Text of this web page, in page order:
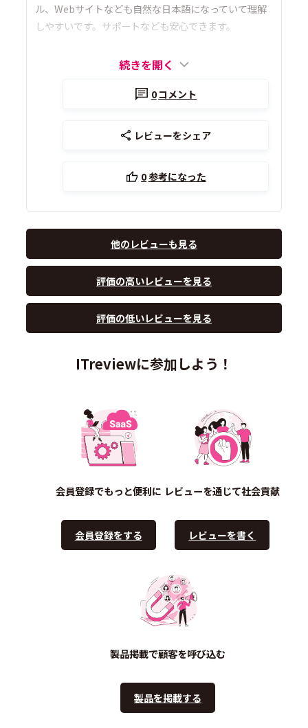
ル、Webサイトなども自然な日本語になっていて理解
しやすいです。サポートなども安心できます。
続きを開く
0コメント
レビューをシェア
0参考になった
他のレビューも見る
評価の高いレビューを見る
評価の低いレビューを見る
ITreviewに参加しよう！
会員登録でもっと便利に
会員登録をする
レビューを通じて社会貢献
レビューを書く
製品掲載で顧客を呼び込む
製品を掲載する